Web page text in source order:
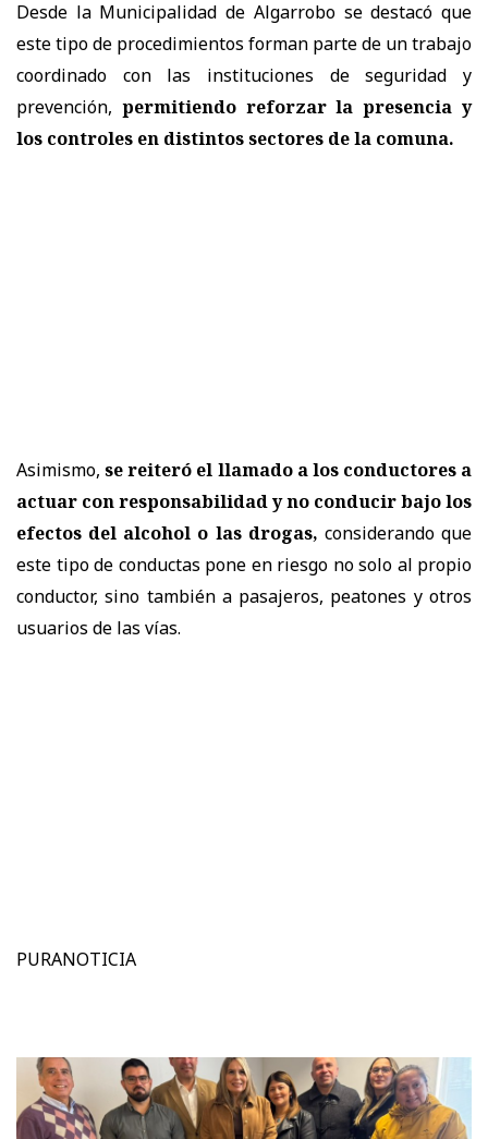
Desde la Municipalidad de Algarrobo se destacó que
este tipo de procedimientos forman parte de un trabajo
coordinado con las instituciones de seguridad y
prevención, permitiendo reforzar la presencia y
los controles en distintos sectores de la comuna.
Asimismo,se reiteró el llamado a los conductores a
actuar con responsabilidad y no conducir bajo los
efectos del alcohol o las drogas, considerando que
este tipo de conductas pone en riesgo no solo al propio
conductor, sino también a pasajeros, peatones y otros
usuarios de las vías.
PURANOTICIA